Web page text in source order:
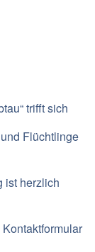
trifft sich
Flüchtlinge
ist herzlich